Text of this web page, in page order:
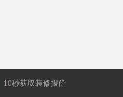
10秒获取装修报价